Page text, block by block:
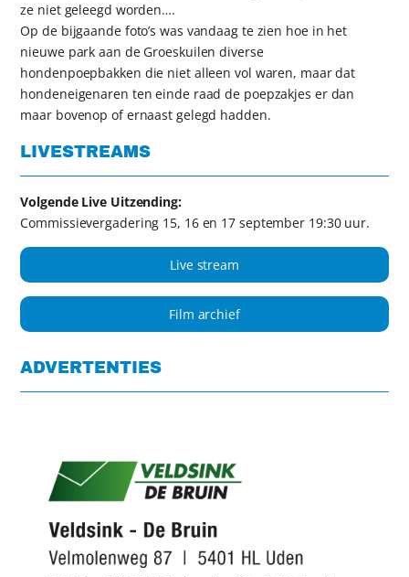
ze niet geleegd worden….
Op de bijgaande foto’s was vandaag te zien hoe in het
nieuwe park aan de Groeskuilen diverse
hondenpoepbakken die niet alleen vol waren, maar dat
hondeneigenaren ten einde raad de poepzakjes er dan
maar bovenop of ernaast gelegd hadden.
LIVESTREAMS
Volgende Live Uitzending:
Commissievergadering 15, 16 en 17 september 19:30 uur.
Live stream
Film archief
ADVERTENTIES